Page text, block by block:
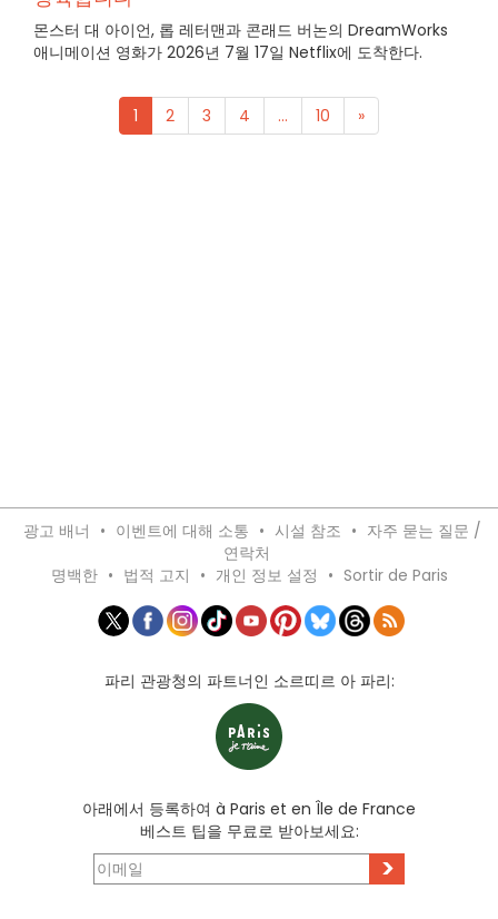
몬스터 대 아이언, 롭 레터맨과 콘래드 버논의 DreamWorks
애니메이션 영화가 2026년 7월 17일 Netflix에 도착한다.
1 2 3 4 ... 10 »
광고 배너 • 이벤트에 대해 소통 • 시설 참조 • 자주 묻는 질문 /
연락처
명백한 • 법적 고지 • 개인 정보 설정 • Sortir de Paris
파리 관광청의 파트너인 소르띠르 아 파리:
아래에서 등록하여 à Paris et en Île de France
베스트 팁을 무료로 받아보세요:
>